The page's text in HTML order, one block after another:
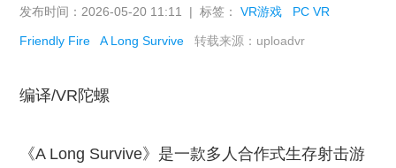
发布时间：2026-05-20 11:11 | 标签：VR游戏 PC VR
Friendly Fire A Long Survive 转载来源：uploadvr
编译/VR陀螺
《A Long Survive》是一款多人合作式生存射击游